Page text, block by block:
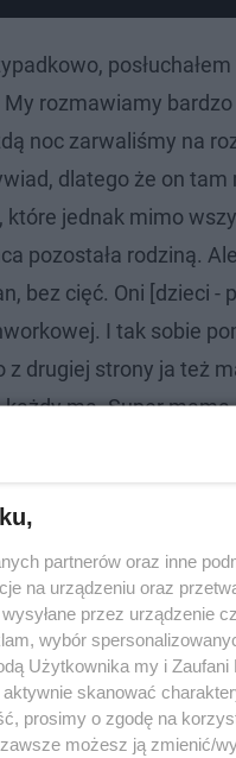
My rozmawiamy
noc zarwaliśmy na
dlatego że on tam
jednak mimo
pozostała rodziną.
bez cięć. Oni [dzieci -
I tak sobie
z drugiej strony ja też
ma. Super
na kanapie "Halo tu
został oddany do
zaśpiewał dla niej w
partnerów oraz inne
na urządzeniu oraz
przez urządzenie
wybór
Użytkownika my i
skanować
prosimy o zgodę na
możesz ją zmienić/